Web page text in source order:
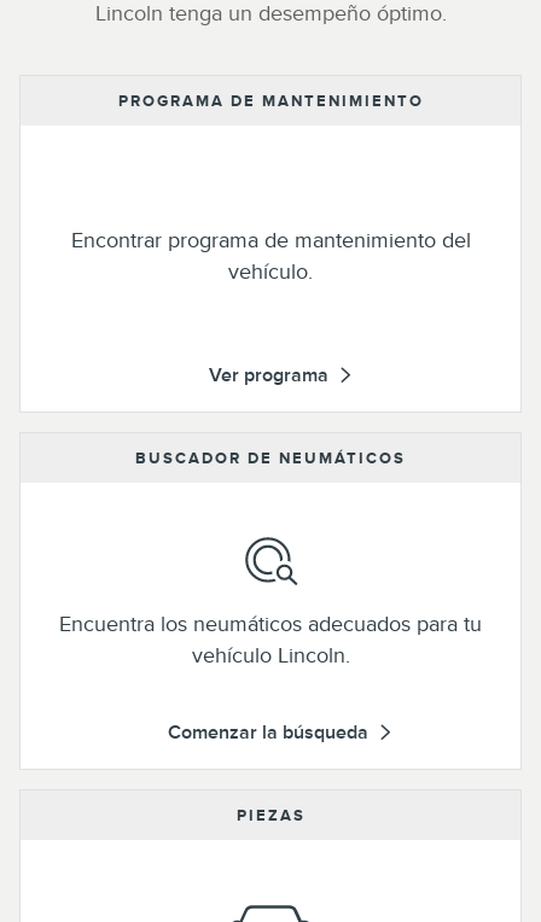
Lincoln tenga un desempeño óptimo.
PROGRAMA DE MANTENIMIENTO
Encontrar programa de mantenimiento del
vehículo.
Ver programa
BUSCADOR DE NEUMÁTICOS
Encuentra los neumáticos adecuados para tu
vehículo Lincoln.
Comenzar la búsqueda
PIEZAS